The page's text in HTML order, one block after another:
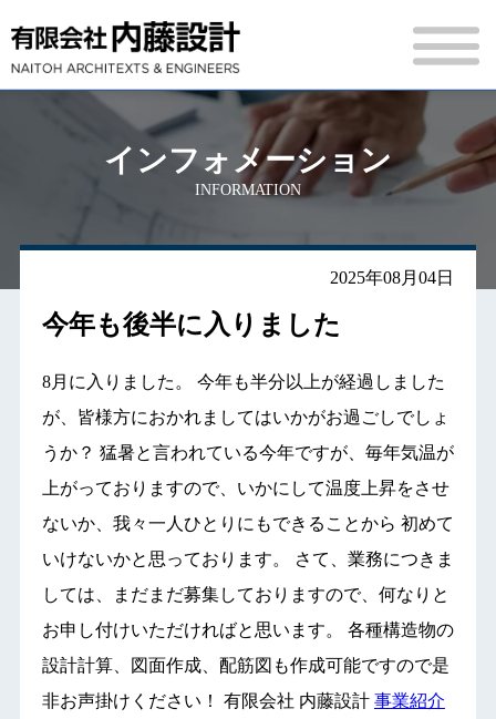
インフォメーション
INFORMATION
2025年08月04日
今年も後半に入りました
8月に入りました。 今年も半分以上が経過しました
が、皆様方におかれましてはいかがお過ごしでしょ
うか？ 猛暑と言われている今年ですが、毎年気温が
上がっておりますので、いかにして温度上昇をさせ
ないか、我々一人ひとりにもできることから 初めて
いけないかと思っております。 さて、業務につきま
しては、まだまだ募集しておりますので、何なりと
お申し付けいただければと思います。 各種構造物の
設計計算、図面作成、配筋図も作成可能ですので是
非お声掛けください！ 有限会社 内藤設計 事業紹介